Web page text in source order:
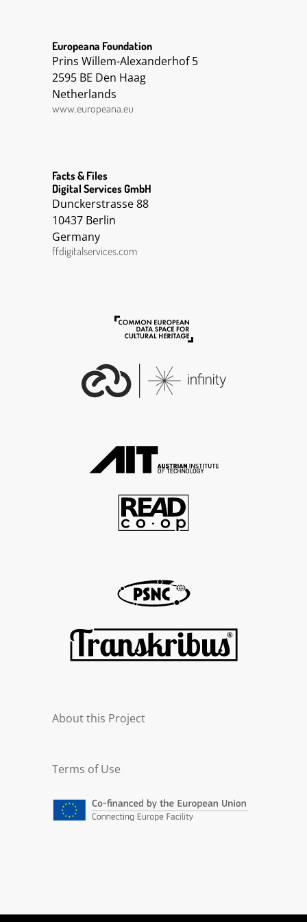
Europeana Foundation
Prins Willem-Alexanderhof 5
2595 BE Den Haag
Netherlands
www.europeana.eu
Facts & Files
Digital Services GmbH
Dunckerstrasse 88
10437 Berlin
Germany
ffdigitalservices.com
About this Project
Terms of Use